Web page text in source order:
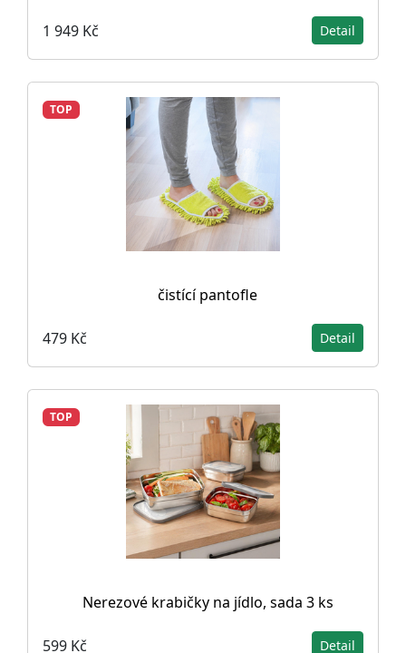
1 949 Kč Detail
TOP
čistící pantofle
479 Kč Detail
TOP
Nerezové krabičky na jídlo, sada 3 ks
599 Kč Detail